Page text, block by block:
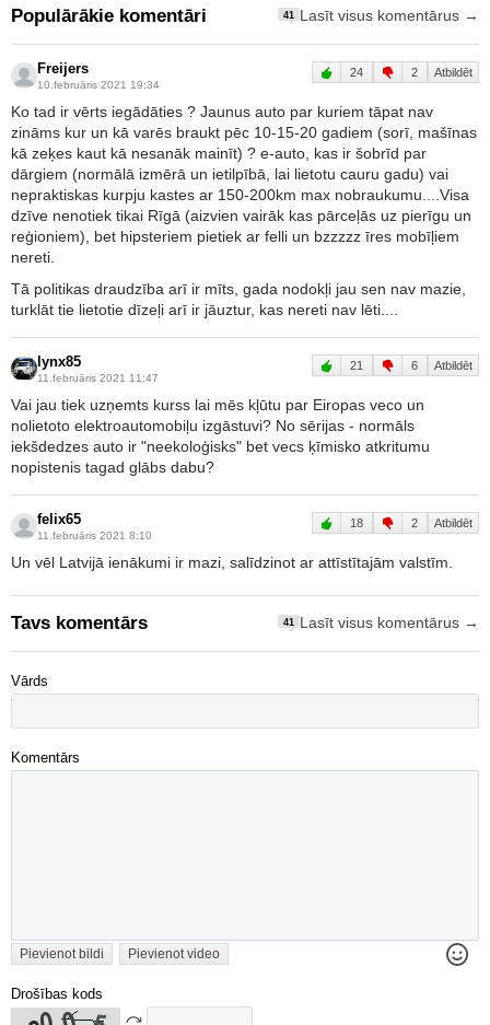
Populārākie komentāri 41 Lasīt visus komentārus →
Freijers
10.februāris 2021 19:34
24 2 Atbildēt
Ko tad ir vērts iegādāties ? Jaunus auto par kuriem tāpat nav
zināms kur un kā varēs braukt pēc 10-15-20 gadiem (sorī, mašīnas
kā zeķes kaut kā nesanāk mainīt) ? e-auto, kas ir šobrīd par
dārgiem (normālā izmērā un ietilpībā, lai lietotu cauru gadu) vai
nepraktiskas kurpju kastes ar 150-200km max nobraukumu....Visa
dzīve nenotiek tikai Rīgā (aizvien vairāk kas pārceļās uz pierīgu un
reģioniem), bet hipsteriem pietiek ar felli un bzzzzz īres mobīļiem
nereti.
Tā politikas draudzība arī ir mīts, gada nodokļi jau sen nav mazie,
turklāt tie lietotie dīzeļi arī ir jāuztur, kas nereti nav lēti....
lynx85
11.februāris 2021 11:47
21 6 Atbildēt
Vai jau tiek uzņemts kurss lai mēs kļūtu par Eiropas veco un
nolietoto elektroautomobiļu izgāstuvi? No sērijas - normāls
iekšdedzes auto ir "neekoloģisks" bet vecs ķīmisko atkritumu
nopistenis tagad glābs dabu?
felix65
11.februāris 2021 8:10
18 2 Atbildēt
Un vēl Latvijā ienākumi ir mazi, salīdzinot ar attīstītajām valstīm.
Tavs komentārs 41 Lasīt visus komentārus →
Vārds
Komentārs
Pievienot bildi Pievienot video
Drošības kods